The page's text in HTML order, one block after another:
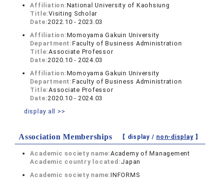
Affiliation:National University of Kaohsiung
Title:Visiting Scholar
Date:2022.10 - 2023.03
Affiliation:Momoyama Gakuin University
Department:Faculty of Business Administration
Title:Associate Professor
Date:2020.10 - 2024.03
Affiliation:Momoyama Gakuin University
Department:Faculty of Business Administration
Title:Associate Professor
Date:2020.10 - 2024.03
display all >>
Association Memberships 【 display / non-display】
Academic society name:Academy of Management
Academic country located:Japan
Academic society name:INFORMS